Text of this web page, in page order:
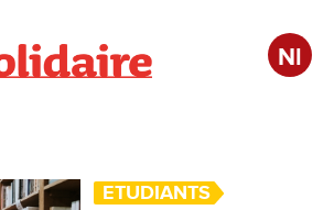
Nl
ETUDIANTS